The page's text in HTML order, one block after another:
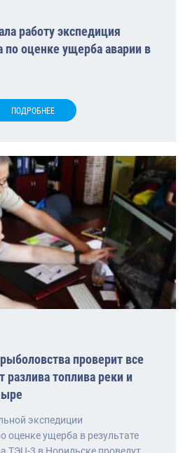
работу экспедиция
по оценке ущерба аварии в
ПОДРОБНЕЕ
проверит все
разлива топлива реки и
экспедиции
оценке ущерба в результате
ТЭЦ-3 в Норильске проведут